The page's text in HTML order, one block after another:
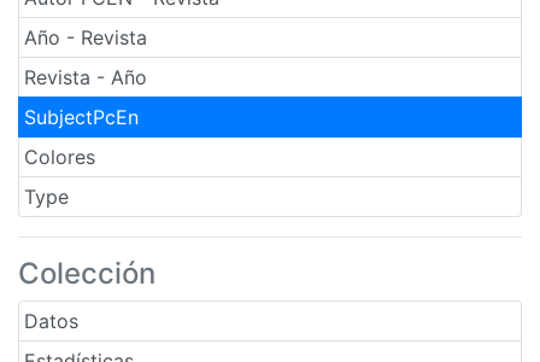
Año - Revista
Revista - Año
SubjectPcEn
Colores
Type
Colección
Datos